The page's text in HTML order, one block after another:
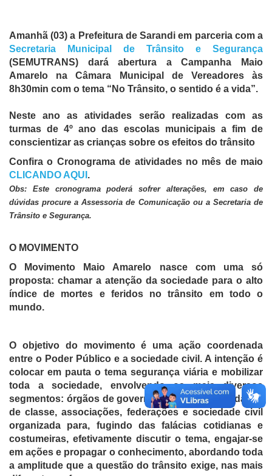
Amanhã (03) a Prefeitura de Sarandi em parceria com a
Secretaria Municipal de Trânsito e Segurança
(SEMUTRANS) dará abertura a Campanha Maio
Amarelo na Câmara Municipal de Vereadores às
8h30min com o tema “No Trânsito, o sentido é a vida”.
Neste ano as atividades serão realizadas com as
turmas de 4º ano das escolas municipais a fim de
conscientizar as crianças sobre os efeitos do trânsito
Confira o Cronograma de atividades no mês de maio
CLICANDO AQUI .
Obs: Este cronograma poderá sofrer alterações, em caso de
dúvidas procure a Assessoria de Comunicação ou a Secretaria de
Trânsito e Segurança.
O MOVIMENTO
O Movimento Maio Amarelo nasce com uma só
proposta: chamar a atenção da sociedade para o alto
índice de mortes e feridos no trânsito em todo o
mundo.
O objetivo do movimento é uma ação coordenada
entre o Poder Público e a sociedade civil. A intenção é
colocar em pauta o tema segurança viária e mobilizar
toda a sociedade, envolvendo os mais diversos
segmentos: órgãos de governos, empresas, entidades
de classe, associações, federações e sociedade civil
organizada para, fugindo das falácias cotidianas e
costumeiras, efetivamente discutir o tema, engajar-se
em ações e propagar o conhecimento, abordando toda
a amplitude que a questão do trânsito exige, nas mais